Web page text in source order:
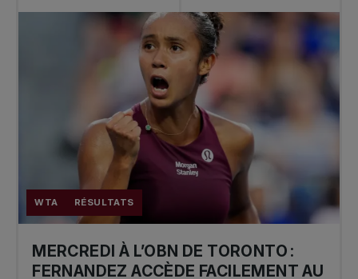
WTA RÉSULTATS
MERCREDI À L’OBN DE TORONTO :
FERNANDEZ ACCÈDE FACILEMENT AU